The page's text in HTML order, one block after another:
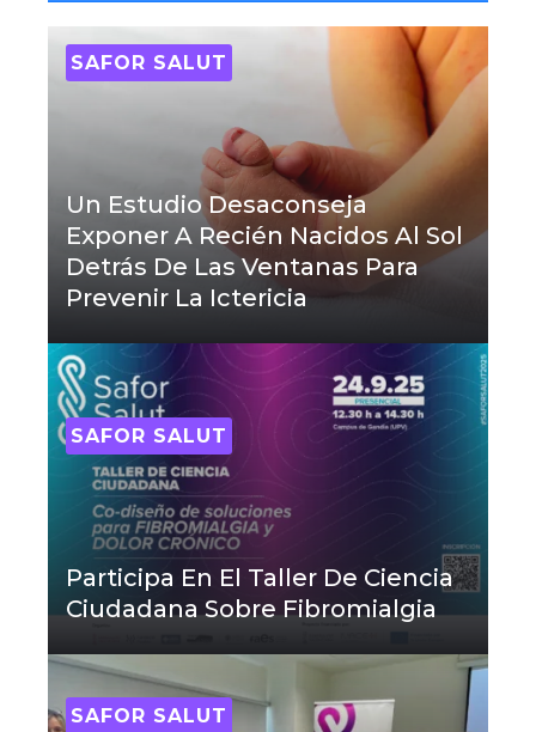
SAFOR SALUT
Un Estudio Desaconseja
Exponer A Recién Nacidos Al Sol
Detrás De Las Ventanas Para
Prevenir La Ictericia
SAFOR SALUT
Participa En El Taller De Ciencia
Ciudadana Sobre Fibromialgia
SAFOR SALUT